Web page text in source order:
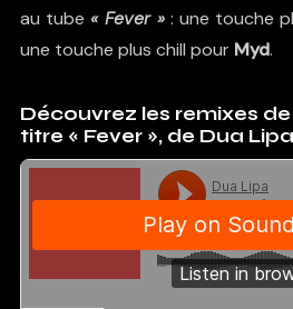
au tube « Fever » : une touche
une touche plus chill pour Myd.
Découvrez les remixes
titre « Fever », de Dua